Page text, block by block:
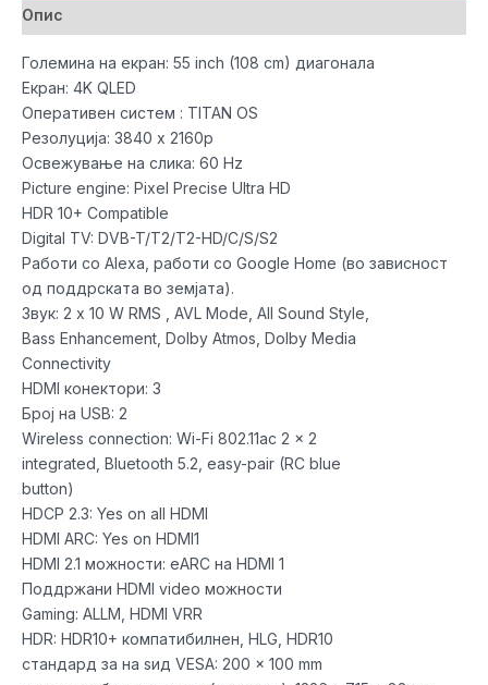
Smart
Ultra
HD
QLED
TV
количина
Опис
Големина на екран: 55 inch (108 cm) диагонала
Екран: 4K QLED
Оперативен систем : TITAN OS
Резолуција: 3840 x 2160p
Освежување на слика: 60 Hz
Picture engine: Pixel Precise Ultra HD
HDR 10+ Compatible
Digital TV: DVB-T/T2/T2-HD/C/S/S2
Работи со Alexa, работи со Google Home (во зависност
од поддрската во земјата).
Звук: 2 x 10 W RMS , AVL Mode, All Sound Style,
Bass Enhancement, Dolby Atmos, Dolby Media
Connectivity
HDMI конектори: 3
Број на USB: 2
Wireless connection: Wi-Fi 802.11ac 2 x 2
integrated, Bluetooth 5.2, easy-pair (RC blue
button)
HDCP 2.3: Yes on all HDMI
HDMI ARC: Yes on HDMI1
HDMI 2.1 можности: eARC на HDMI 1
Поддржани HDMI video можности
Gaming: ALLM, HDMI VRR
HDR: HDR10+ компатибилнен, HLG, HDR10
стандард за на ѕид VESA: 200 x 100 mm